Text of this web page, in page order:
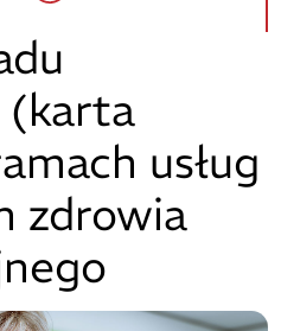
usług
zdrowia